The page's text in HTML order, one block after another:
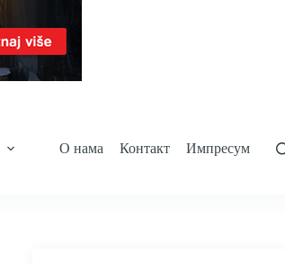
О нама Контакт Импресум